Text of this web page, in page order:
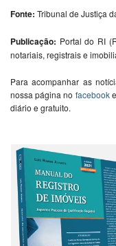
Fonte: Tribunal de Justiça
Publicação: Portal do RI
notariais, registrais e
Para acompanhar as
nossa página no facebook
diário e gratuito.